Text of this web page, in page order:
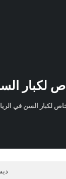
السن في
السن في الرياض:
10